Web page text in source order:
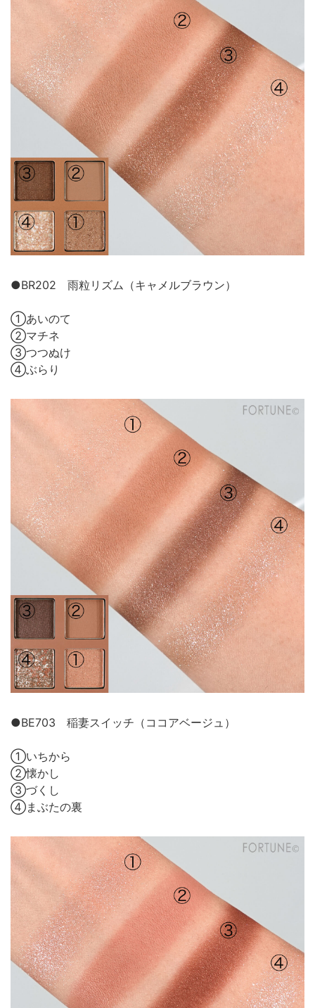
●BR202 雨粒リズム（キャメルブラウン）
①あいのて
②マチネ
③つつぬけ
④ぶらり
●BE703 稲妻スイッチ（ココアベージュ）
①いちから
②懐かし
③づくし
④まぶたの裏